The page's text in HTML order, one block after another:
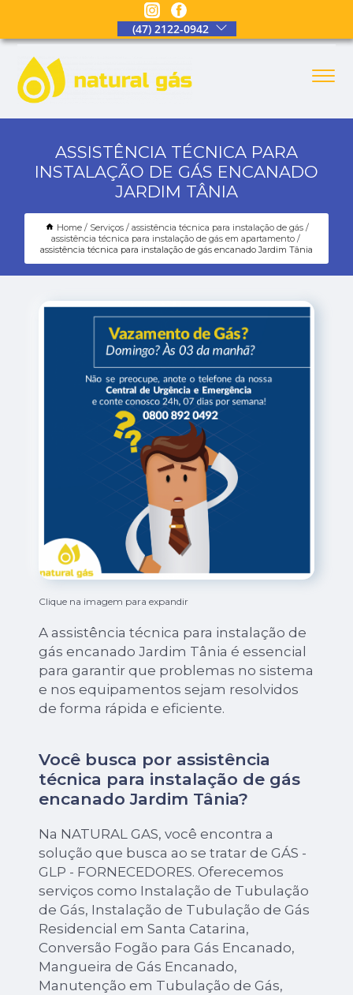
(47) 2122-0942
ASSISTÊNCIA TÉCNICA PARA
INSTALAÇÃO DE GÁS ENCANADO
JARDIM TÂNIA
Home Serviços
assistência técnica para instalação de gás
assistência técnica para instalação de gás em apartamento
assistência técnica para instalação de gás encanado Jardim Tânia
Clique na imagem para expandir
A assistência técnica para instalação de
gás encanado Jardim Tânia é essencial
para garantir que problemas no sistema
e nos equipamentos sejam resolvidos
de forma rápida e eficiente.
Você busca por assistência
técnica para instalação de gás
encanado Jardim Tânia?
Na NATURAL GAS, você encontra a
solução que busca ao se tratar de GÁS -
GLP - FORNECEDORES. Oferecemos
serviços como Instalação de Tubulação
de Gás, Instalação de Tubulação de Gás
Residencial em Santa Catarina,
Conversão Fogão para Gás Encanado,
Mangueira de Gás Encanado,
Manutenção em Tubulação de Gás,